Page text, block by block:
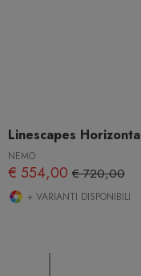
Linescapes
NEMO
€ 554,00 € 720,00
+ VARIANTI DISPONIBILI